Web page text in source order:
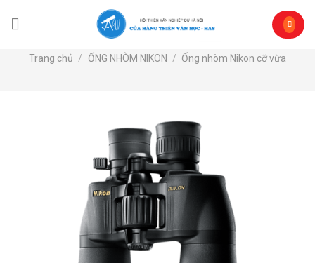
Trang chủ / ỐNG NHÒM NIKON / Ống nhòm Nikon cỡ vừa